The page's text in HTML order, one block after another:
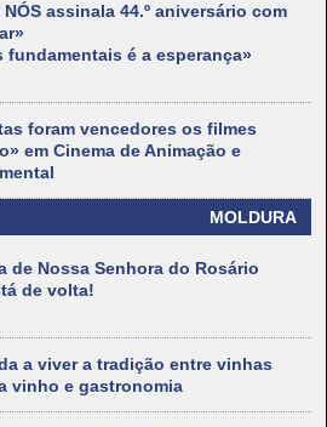
assinala 44.º aniversário com
é a esperança»
foram vencedores os filmes
em Cinema de Animação e
MOLDURA
de Nossa Senhora do Rosário
de volta!
a viver a tradição entre vinhas
vinho e gastronomia